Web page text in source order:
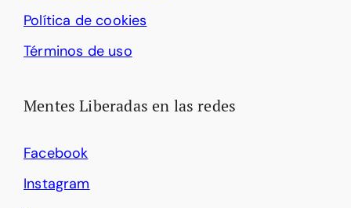
Política de cookies
Términos de uso
Mentes Liberadas en las redes
Facebook
Instagram